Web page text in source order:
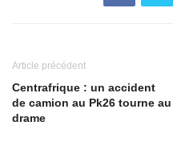
Article précédent
Centrafrique : un accident
de camion au Pk26 tourne au
drame